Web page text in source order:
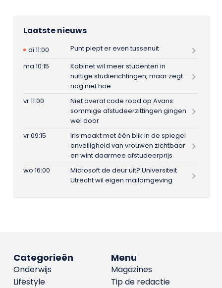
Laatste nieuws
di 11:00
Punt piept er even tussenuit
ma 10:15
Kabinet wil meer studenten in
nuttige studierichtingen, maar zegt
nog niet hoe
vr 11:00
Niet overal code rood op Avans:
sommige afstudeerzittingen gingen
wel door
vr 09:15
Iris maakt met één blik in de spiegel
onveiligheid van vrouwen zichtbaar
en wint daarmee afstudeerprijs
wo 16:00
Microsoft de deur uit? Universiteit
Utrecht wil eigen mailomgeving
Menu
Magazines
Tip de redactie
Categorieën
Onderwijs
Lifestyle